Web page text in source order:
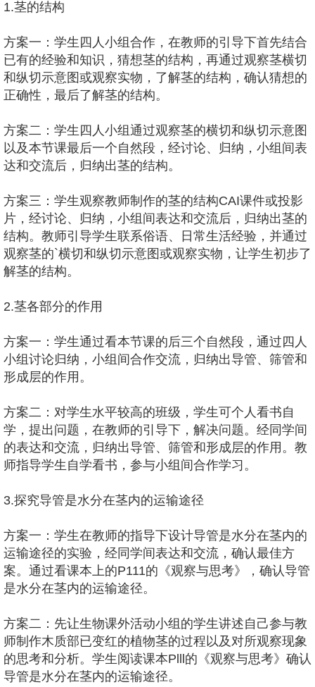
1.茎的结构
方案一：学生四人小组合作，在教师的引导下首先结合
已有的经验和知识，猜想茎的结构，再通过观察茎横切
和纵切示意图或观察实物，了解茎的结构，确认猜想的
正确性，最后了解茎的结构。
方案二：学生四人小组通过观察茎的横切和纵切示意图
以及本节课最后一个自然段，经讨论、归纳，小组间表
达和交流后，归纳出茎的结构。
方案三：学生观察教师制作的茎的结构CAI课件或投影
片，经讨论、归纳，小组间表达和交流后，归纳出茎的
结构。教师引导学生联系俗语、日常生活经验，并通过
观察茎的`横切和纵切示意图或观察实物，让学生初步了
解茎的结构。
2.茎各部分的作用
方案一：学生通过看本节课的后三个自然段，通过四人
小组讨论归纳，小组间合作交流，归纳出导管、筛管和
形成层的作用。
方案二：对学生水平较高的班级，学生可个人看书自
学，提出问题，在教师的引导下，解决问题。经同学间
的表达和交流，归纳出导管、筛管和形成层的作用。教
师指导学生自学看书，参与小组间合作学习。
3.探究导管是水分在茎内的运输途径
方案一：学生在教师的指导下设计导管是水分在茎内的
运输途径的实验，经同学间表达和交流，确认最佳方
案。通过看课本上的P111的《观察与思考》，确认导管
是水分在茎内的运输途径。
方案二：先让生物课外活动小组的学生讲述自己参与教
师制作木质部已变红的植物茎的过程以及对所观察现象
的思考和分析。学生阅读课本Plll的《观察与思考》确认
导管是水分在茎内的运输途径。